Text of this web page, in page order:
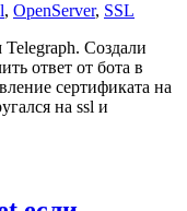
, OpenServer, SSL
Создали
ответ от бота в
сертификата на
на ssl и